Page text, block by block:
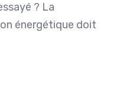
? La
énergétique doit